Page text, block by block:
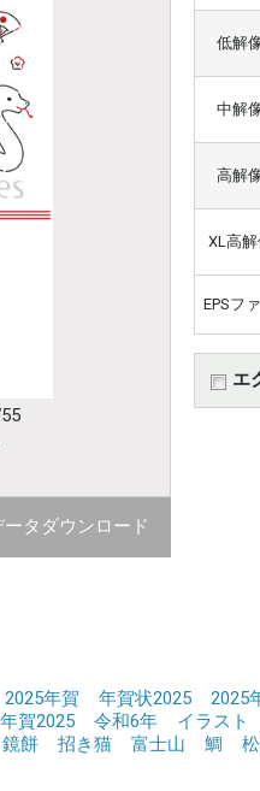
ータダウンロード
低解
中解
高解
XL高
EPSフ
エ
2025年賀 年賀状2025 2025
年賀2025 令和6年 イラスト
鏡餅 招き猫 富士山 鯛